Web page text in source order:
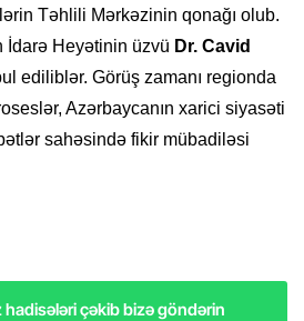
Təhlili Mərkəzinin qonağı olub.
İdarə Heyətinin üzvü Dr. Cavid
ediliblər. Görüş zamanı regionda
Azərbaycanın xarici siyasəti
sahəsində fikir mübadiləsi
çəkib bizə göndərin